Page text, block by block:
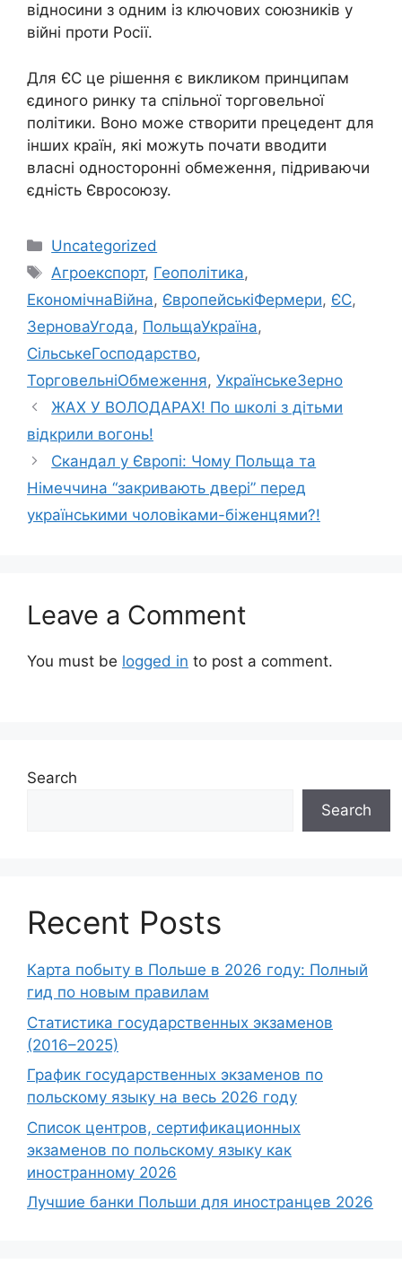
відносини з одним із ключових союзників у
війні проти Росії.
Для ЄС це рішення є викликом принципам
єдиного ринку та спільної торговельної
політики. Воно може створити прецедент для
інших країн, які можуть почати вводити
власні односторонні обмеження, підриваючи
єдність Євросоюзу.
Categories
Uncategorized
Tags
Агроекспорт, Геополітика,
ЕкономічнаВійна, ЄвропейськіФермери, ЄС,
ЗерноваУгода, ПольщаУкраїна,
СільськеГосподарство,
ТорговельніОбмеження, УкраїнськеЗерно
ЖАХ У ВОЛОДАРАХ! По школі з дітьми
відкрили вогонь!
Скандал у Європі: Чому Польща та
Німеччина “закривають двері” перед
українськими чоловіками-біженцями?!
Leave a Comment
You must be logged in to post a comment.
Search
Search
Recent Posts
Карта побыту в Польше в 2026 году: Полный
гид по новым правилам
Статистика государственных экзаменов
(2016–2025)
График государственных экзаменов по
польскому языку на весь 2026 году
Список центров, сертификационных
экзаменов по польскому языку как
иностранному 2026
Лучшие банки Польши для иностранцев 2026